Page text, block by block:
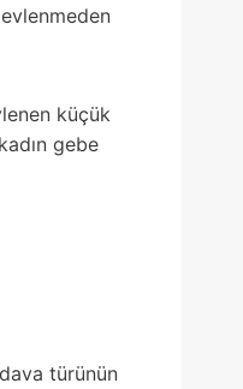
küçük
gebe
türünün